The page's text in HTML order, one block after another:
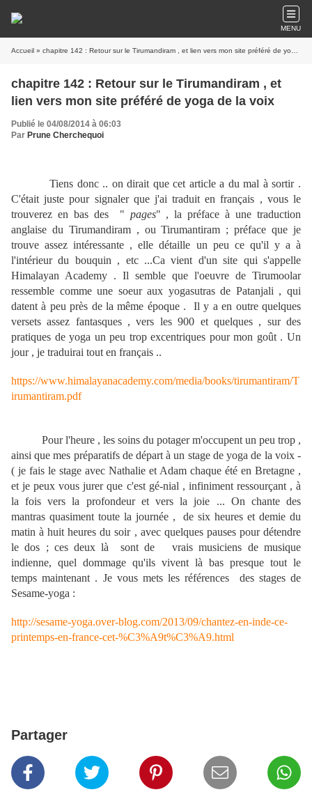
MENU
Accueil » chapitre 142 : Retour sur le Tirumandiram , et lien vers mon site préféré de yoga de la voix
chapitre 142 : Retour sur le Tirumandiram , et
lien vers mon site préféré de yoga de la voix
Publié le 04/08/2014 à 06:03
Par Prune Cherchequoi
Tiens donc .. on dirait que cet article a du mal à sortir .
C'était juste pour signaler que j'ai traduit en français , vous le
trouverez en bas des " pages" , la préface à une traduction
anglaise du Tirumandiram , ou Tirumantiram ; préface que je
trouve assez intéressante , elle détaille un peu ce qu'il y a à
l'intérieur du bouquin , etc ...Ca vient d'un site qui s'appelle
Himalayan Academy . Il semble que l'oeuvre de Tirumoolar
ressemble comme une soeur aux yogasutras de Patanjali , qui
datent à peu près de la même époque . Il y a en outre quelques
versets assez fantasques , vers les 900 et quelques , sur des
pratiques de yoga un peu trop excentriques pour mon goût . Un
jour , je traduirai tout en français ..
https://www.himalayanacademy.com/media/books/tirumantiram/T
irumantiram.pdf
Pour l'heure , les soins du potager m'occupent un peu trop ,
ainsi que mes préparatifs de départ à un stage de yoga de la voix -
( je fais le stage avec Nathalie et Adam chaque été en Bretagne ,
et je peux vous jurer que c'est gé-nial , infiniment ressourçant , à
la fois vers la profondeur et vers la joie ... On chante des
mantras quasiment toute la journée , de six heures et demie du
matin à huit heures du soir , avec quelques pauses pour détendre
le dos ; ces deux là sont de vrais musiciens de musique
indienne, quel dommage qu'ils vivent là bas presque tout le
temps maintenant . Je vous mets les références des stages de
Sesame-yoga :
http://sesame-yoga.over-blog.com/2013/09/chantez-en-inde-ce-
printemps-en-france-cet-%C3%A9t%C3%A9.html
Partager